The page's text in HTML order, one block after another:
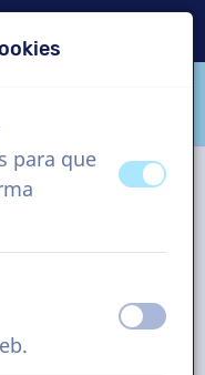
para que